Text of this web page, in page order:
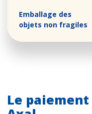
Emballage des
objets non fragiles
Le paiement